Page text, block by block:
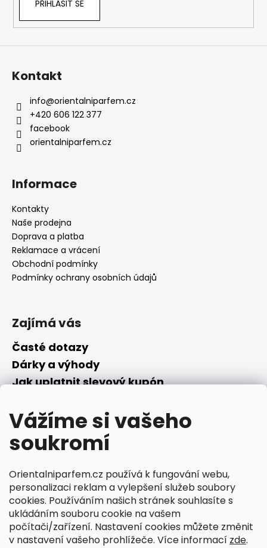
Vážíme si vašeho
soukromí
Orientalniparfem.cz používá k fungování webu,
personalizaci reklam a vylepšení služeb soubory
cookies. Používáním našich stránek souhlasíte s
ukládáním souboru cookie na vašem
počítači/zařízení. Nastavení cookies můžete změnit
v nastavení vašeho prohlížeče. Více informací zde.
PŘIHLÁSIT SE
Kontakt
info@orientalniparfem.cz
+420 606 122 377
facebook
orientalniparfem.cz
Informace
Kontakty
Naše prodejna
Doprava a platba
Reklamace a vrácení
Obchodní podmínky
Podmínky ochrany osobních údajů
Zajímá vás
Časté dotazy
Dárky a výhody
Jak uplatnit slevový kupón
Převodník parfémů
Parfémový slovníček
Facebook
Ciperka.cz